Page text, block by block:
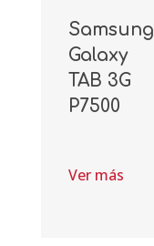
Samsung
Galaxy
TAB 3G
P7500
Ver más